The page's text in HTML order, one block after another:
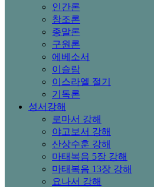
인간론
창조론
종말론
구원론
에베소서
이슬람
이스라엘 절기
기독론
성서강해
로마서 강해
야고보서 강해
산상수훈 강해
마태복음 5장 강해
마태복음 13장 강해
요나서 강해